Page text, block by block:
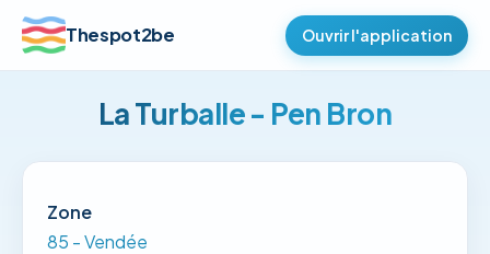
Thespot2be Ouvrir l'application
La Turballe - Pen Bron
Zone
85 - Vendée